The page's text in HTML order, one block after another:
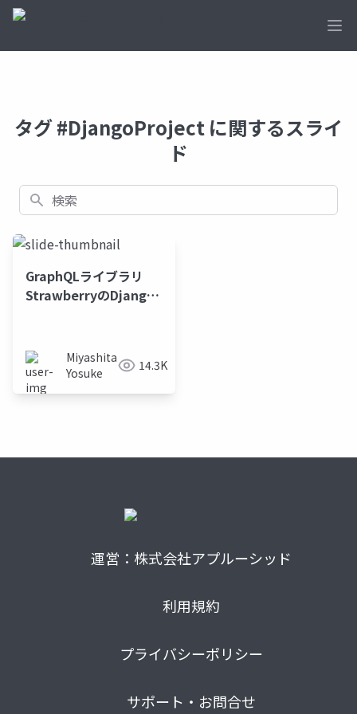
タグ #DjangoProject に関するスライ
ド
検索
GraphQLライブラリ
StrawberryのDjango
Miyashita
Yosuke
14.3K
運営：株式会社アプルーシッド
利用規約
プライバシーポリシー
サポート・お問合せ